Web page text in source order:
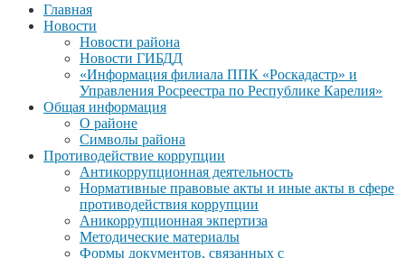
Главная
Новости
Новости района
Новости ГИБДД
«Информация филиала ППК «Роскадастр» и
Управления Росреестра по Республике Карелия»
Общая информация
О районе
Символы района
Противодействие коррупции
Антикоррупционная деятельность
Нормативные правовые акты и иные акты в сфере
противодействия коррупции
Аникоррупционная экпертиза
Методические материалы
Формы документов, связанных с